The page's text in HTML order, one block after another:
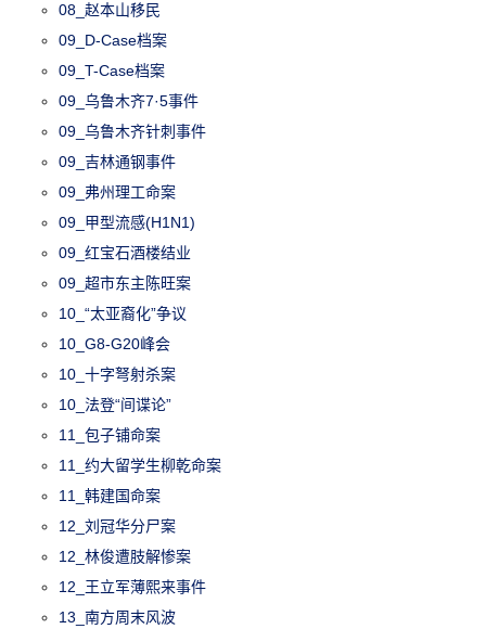
08_赵本山移民
09_D-Case档案
09_T-Case档案
09_乌鲁木齐7·5事件
09_乌鲁木齐针刺事件
09_吉林通钢事件
09_弗州理工命案
09_甲型流感(H1N1)
09_红宝石酒楼结业
09_超市东主陈旺案
10_“太亚裔化”争议
10_G8-G20峰会
10_十字弩射杀案
10_法登“间谍论”
11_包子铺命案
11_约大留学生柳乾命案
11_韩建国命案
12_刘冠华分尸案
12_林俊遭肢解惨案
12_王立军薄熙来事件
13_南方周末风波